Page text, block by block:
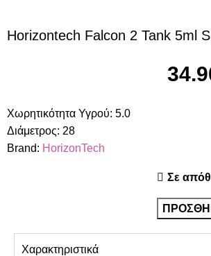
Horizontech Falcon 2 Tank 5ml
Χωρητικότητα Υγρού: 5.0
Διάμετρος: 28
Brand: HorizonTech
Σε
Χαρακτηριστικά